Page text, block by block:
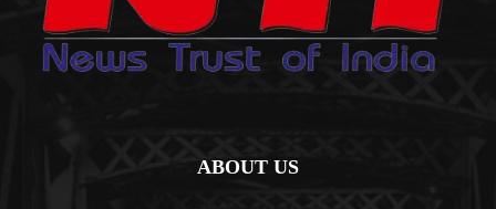
ABOUT US